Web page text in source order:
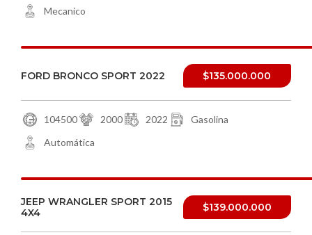
Mecanico
FORD BRONCO SPORT 2022 $135.000.000
104500 2000 2022
Gasolina
Automática
JEEP WRANGLER SPORT 2015
4X4
$139.000.000